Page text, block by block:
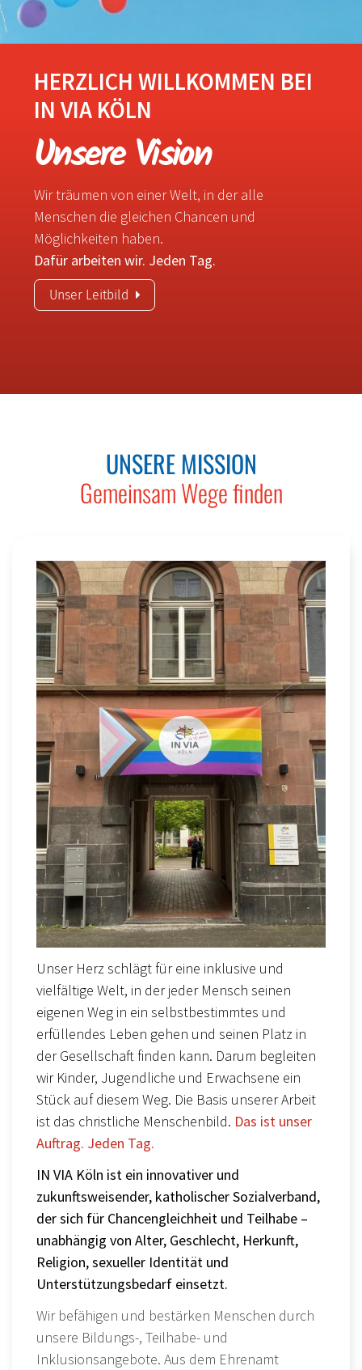
UNSERE MISSION
Gemeinsam Wege finden
Unser Herz schlägt für eine inklusive und
vielfältige Welt, in der jeder Mensch seinen
eigenen Weg in ein selbstbestimmtes und
erfüllendes Leben gehen und seinen Platz in
der Gesellschaft finden kann. Darum begleiten
wir Kinder, Jugendliche und Erwachsene ein
Stück auf diesem Weg. Die Basis unserer Arbeit
ist das christliche Menschenbild. Das ist unser
Auftrag. Jeden Tag.
IN VIA Köln ist ein innovativer und
zukunftsweisender, katholischer Sozialverband,
der sich für Chancengleichheit und Teilhabe –
unabhängig von Alter, Geschlecht, Herkunft,
Religion, sexueller Identität und
Unterstützungsbedarf einsetzt.
Wir befähigen und bestärken Menschen durch
unsere Bildungs-, Teilhabe- und
Inklusionsangebote. Aus dem Ehrenamt